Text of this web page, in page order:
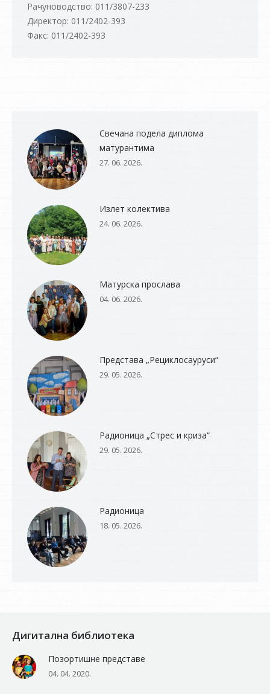
Рачуноводство: 011/3807-233
Директор: 011/2402-393
Факс: 011/2402-393
Свечана подела диплома
матурантима
27. 06. 2026.
Излет колектива
24. 06. 2026.
Матурска прослава
04. 06. 2026.
Представа „Рециклосауруси“
29. 05. 2026.
Радионица „Стрес и криза“
29. 05. 2026.
Радионица
18. 05. 2026.
Дигитална библиотека
Позортишне представе
04. 04. 2020.